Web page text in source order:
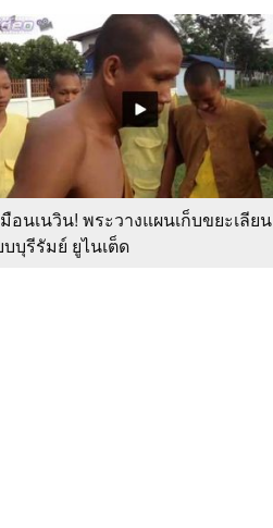
ห์
อนเนวิน! พระวางแผนเก็บขยะเลียน
บุรีรัมย์ ยูไนเต็ด